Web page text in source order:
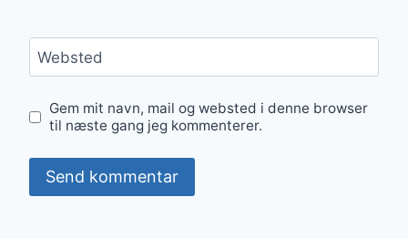
Websted
Gem mit navn, mail og websted i denne browser
til næste gang jeg kommenterer.